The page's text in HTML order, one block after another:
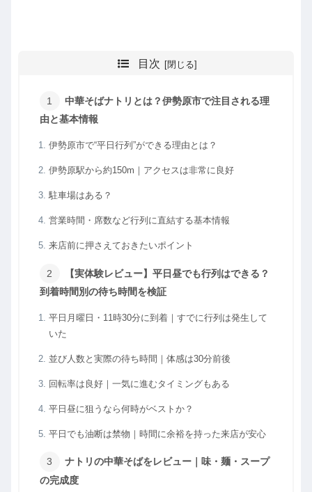
目次
中華そばナトリとは？伊勢原市で注目される理
由と基本情報
伊勢原市で“平日行列”ができる理由とは？
伊勢原駅から約150m｜アクセスは非常に良好
駐車場はある？
営業時間・席数など行列に直結する基本情報
来店前に押さえておきたいポイント
【実体験レビュー】平日昼でも行列はできる？
到着時間別の待ち時間を検証
平日月曜日・11時30分に到着｜すでに行列は発生して
いた
並び人数と実際の待ち時間｜体感は30分前後
回転率は良好｜一気に進むタイミングもある
平日昼に狙うなら何時がベストか？
平日でも油断は禁物｜時間に余裕を持った来店が安心
ナトリの中華そばをレビュー｜味・麺・スープ
の完成度